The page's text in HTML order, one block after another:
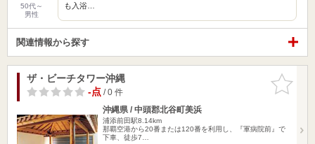
50代～
男性
も入浴…
関連情報から探す
お気に入
りに追加
ザ・ビーチタワー沖縄
-点/ 0 件
沖縄県 / 中頭郡北谷町美浜
浦添前田駅8.14km
那覇空港から20番または120番を利用し、『軍病院前』で
下車、徒歩7…